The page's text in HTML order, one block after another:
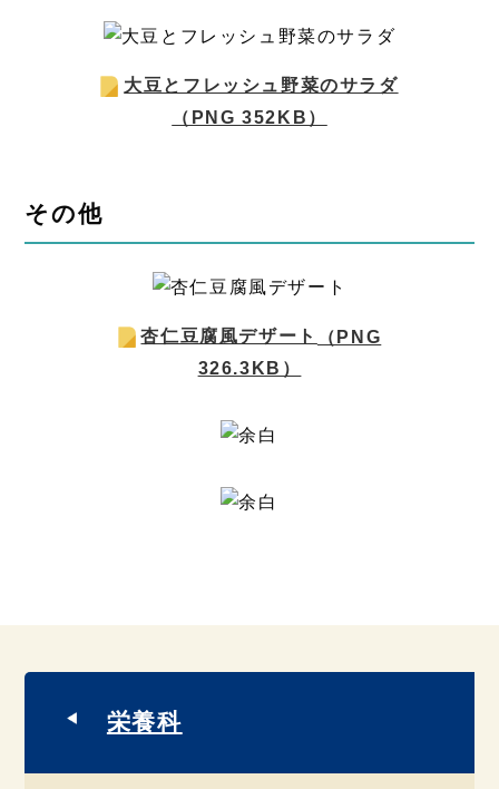
大豆とフレッシュ野菜のサラダ
（PNG 352KB）
その他
杏仁豆腐風デザート
（PNG
326.3KB）
栄養科